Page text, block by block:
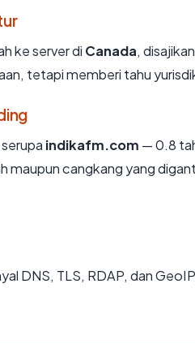
ke server di Canada,
tetapi memberi tahu
indikafm.com — 0.8
maupun cangkang yang
DNS, TLS, RDAP, dan